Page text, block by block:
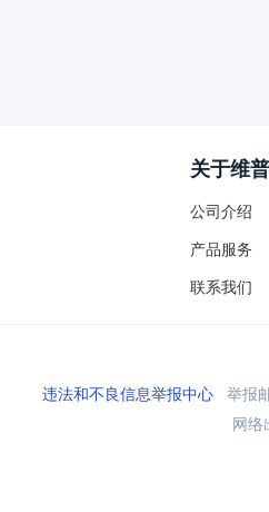
关于维普
公司介绍
产品服务
联系我们
违法和不良信息举报中心举报
网